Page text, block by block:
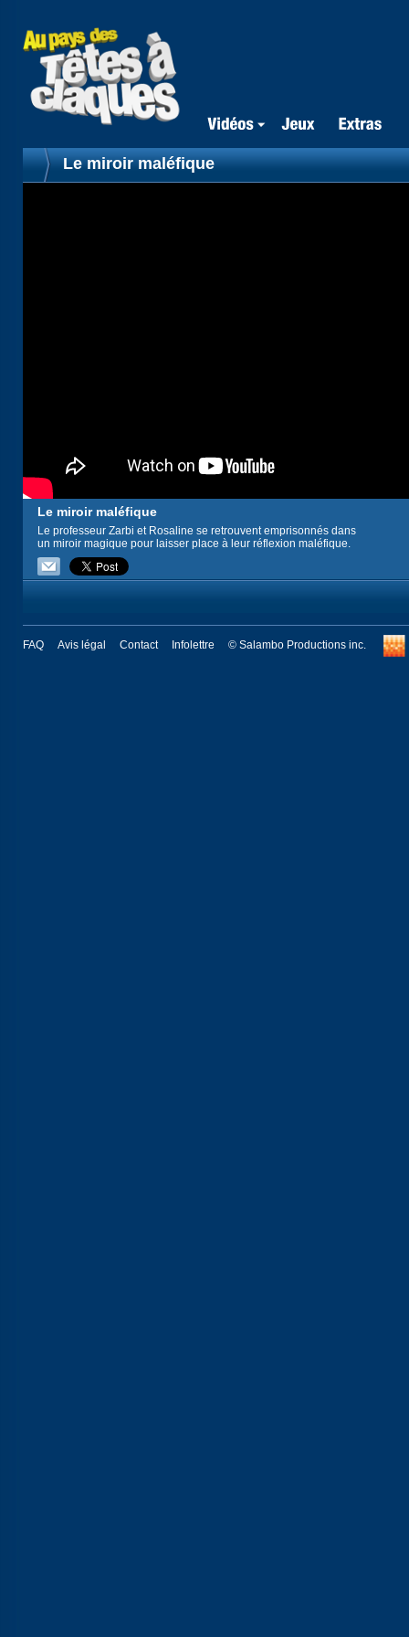
Le miroir maléfique
Le miroir maléfique
Le professeur Zarbi et Rosaline se retrouvent emprisonnés dans
un miroir magique pour laisser place à leur réflexion maléfique.
FAQ Avis légal Contact Infolettre © Salambo Productions inc.